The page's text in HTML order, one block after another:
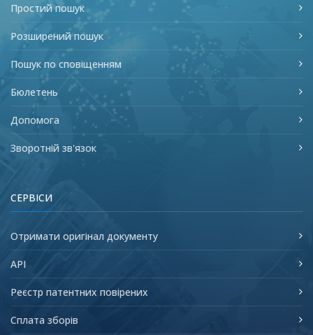
Простий пошук
Розширений пошук
Пошук по сповіщенням
Бюлетень
Допомога
Зворотній зв'язок
СЕРВІСИ
Отримати оригінал документу
API
Реєстр патентних повірених
Сплата зборів